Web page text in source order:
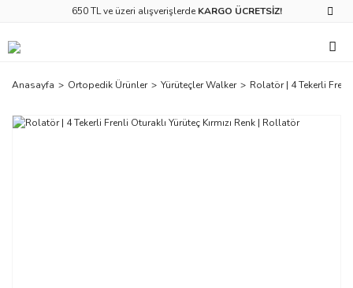
650 TL ve üzeri alışverişlerde KARGO ÜCRETSİZ!
Anasayfa Ortopedik Ürünler Yürüteçler Walker Rolatör | 4 Tekerli